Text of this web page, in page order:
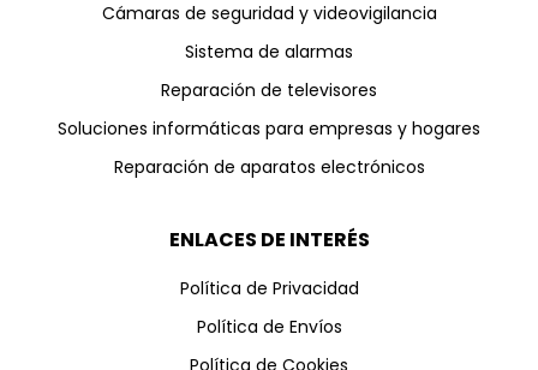
Cámaras de seguridad y videovigilancia
Sistema de alarmas
Reparación de televisores
Soluciones informáticas para empresas y hogares
Reparación de aparatos electrónicos
ENLACES DE INTERÉS
Política de Privacidad
Política de Envíos